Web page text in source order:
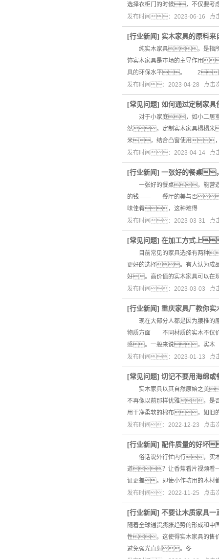
选择衣柜门的时候，不仅要考
发布时间：2023-06-16 点
[行业新闻] 实木家具的原料
纯实木家具，是指所
饰实木家具是市场的主导作用
具的环保水平。
发布时间：2023-04-28 点击
[常见问题] 如何通过定制家
对于小家庭，如小二居
然，定制实木家具榻榻
米，结合凸窗使用，
发布时间：2023-04-14 点
[行业新闻] 一张好的餐桌
一张好的餐桌，能营造
的钱—— 餐厅的美与否，
味佳肴，这种难得
发布时间：2023-03-31 点
[常见问题] 在加工方式上
目前常见的家具选择有两种
更好的选择。有人认为
好。高价值的实木家具可以在
发布时间：2023-03-03 点
[行业新闻] 重庆家具厂教你实
现在大部分人都是因为腰椎
物质方面 不同材质的实木不仅
感。一般来说，实木
发布时间：2023-01-13
[常见问题] 切记不要用海绵或
实木家具以其自然原始之美
不再像以前那样优雅，
用干净柔软的棉布，如旧
发布时间：2022-12-23 点击
[行业新闻] 配件质量的好坏
俗话说外行忙内行，实木
道？让香蕉看片视频看
证更差。即使小作坊用的木
发布时间：2022-11-25 点
[行业新闻] 不要让木质家具
随着全球通货膨胀趋势的形成和
性，这使得实木家具的售
避免强光直射。冬